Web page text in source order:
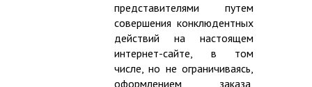
представителями путем
совершения конклюдентных
действий на настоящем
интернет-сайте, в том
числе, но не ограничиваясь,
оформлением заказа,